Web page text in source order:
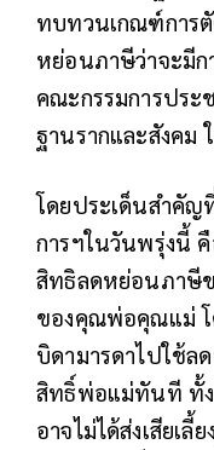
ทบทวนเกณฑ์การ
หย่อนภาษีว่าจะมีก
คณะกรรมการประ
ฐานรากและสังคม
โดยประเด็นสำคัญ
การฯในวันพรุ่งนี้
สิทธิลดหย่อนภาษี
ของคุณพ่อคุณแม่
บิดามารดาไปใช้ล
สิทธิ์พ่อแม่ทันที ทั้ง
อาจไม่ได้ส่งเสียเ